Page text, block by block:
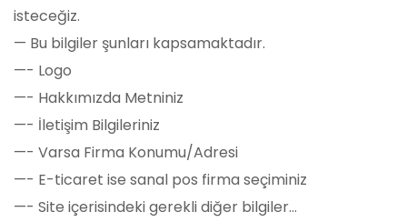
isteceğiz.
— Bu bilgiler şunları kapsamaktadır.
—- Logo
—- Hakkımızda Metniniz
—- İletişim Bilgileriniz
—- Varsa Firma Konumu/Adresi
—- E-ticaret ise sanal pos firma seçiminiz
—- Site içerisindeki gerekli diğer bilgiler…